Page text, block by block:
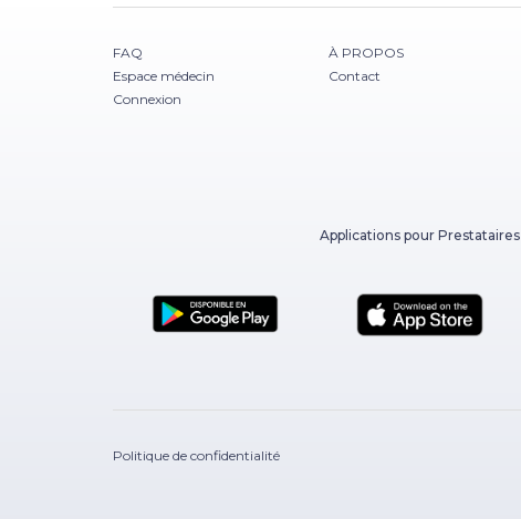
FAQ
Espace médecin
Connexion
À PROPOS
Contact
Applications pour Prestataires
Politique de confidentialité